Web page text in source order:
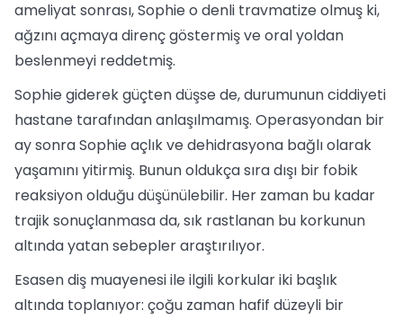
ameliyat sonrası, Sophie o denli travmatize olmuş ki,
ağzını açmaya direnç göstermiş ve oral yoldan
beslenmeyi reddetmiş.
Sophie giderek güçten düşse de, durumunun ciddiyeti
hastane tarafından anlaşılmamış. Operasyondan bir
ay sonra Sophie açlık ve dehidrasyona bağlı olarak
yaşamını yitirmiş. Bunun oldukça sıra dışı bir fobik
reaksiyon olduğu düşünülebilir. Her zaman bu kadar
trajik sonuçlanmasa da, sık rastlanan bu korkunun
altında yatan sebepler araştırılıyor.
Esasen diş muayenesi ile ilgili korkular iki başlık
altında toplanıyor: çoğu zaman hafif düzeyli bir